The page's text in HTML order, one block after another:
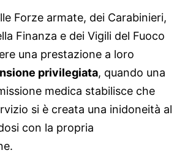
Forze armate, dei Carabinieri,
Finanza e dei Vigili del Fuoco
una prestazione a loro
privilegiata, quando una
medica stabilisce che
si è creata una inidoneità al
con la propria